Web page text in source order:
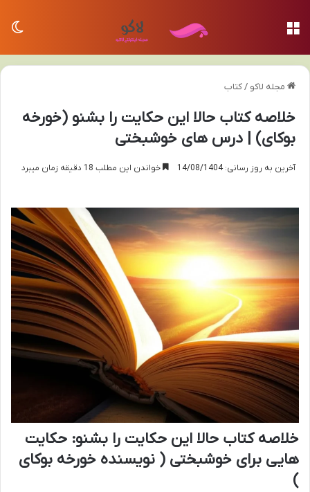
مجله لاکو /کتاب
خلاصه کتاب حالا این حکایت را بشنو (خورخه
بوکای) | درس های خوشبختی
آخرین به روز رسانی: 14/08/1404 خواندن این مطلب 18 دقیقه زمان میبرد
خلاصه کتاب حالا این حکایت را بشنو: حکایت
هایی برای خوشبختی ( نویسنده خورخه بوکای
)